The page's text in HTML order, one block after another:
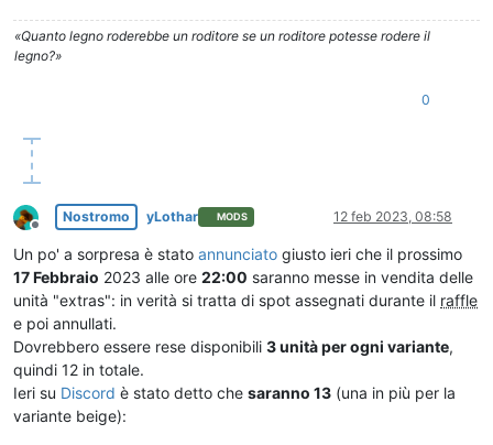
«Quanto legno roderebbe un roditore se un roditore potesse rodere il
legno?»
0
Non in linea
Nostromo yLothar MODS 12 feb 2023, 08:58
Un po' a sorpresa è stato annunciato giusto ieri che il prossimo
17 Febbraio 2023 alle ore 22:00 saranno messe in vendita delle
unità "extras": in verità si tratta di spot assegnati durante il raffle
e poi annullati.
Dovrebbero essere rese disponibili 3 unità per ogni variante,
quindi 12 in totale.
Ieri su Discord è stato detto che saranno 13 (una in più per la
variante beige):